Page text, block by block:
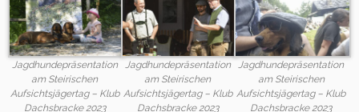
Jagdhundepräsentation
am Steirischen
Aufsichtsjägertag – Klub
Dachsbracke 2023
Jagdhundepräsentation
am Steirischen
Aufsichtsjägertag – Klub
Dachsbracke 2023
Jagdhundepräsentation
am Steirischen
Aufsichtsjägertag – Klub
Dachsbracke 2023